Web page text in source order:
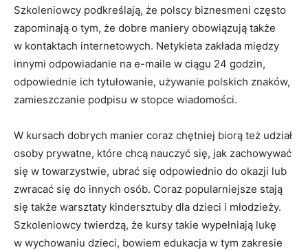
Szkoleniowcy podkreślają, że polscy biznesmeni często
zapominają o tym, że dobre maniery obowiązują także
w kontaktach internetowych. Netykieta zakłada między
innymi odpowiadanie na e-maile w ciągu 24 godzin,
odpowiednie ich tytułowanie, używanie polskich znaków,
zamieszczanie podpisu w stopce wiadomości.
W kursach dobrych manier coraz chętniej biorą też udział
osoby prywatne, które chcą nauczyć się, jak zachowywać
się w towarzystwie, ubrać się odpowiednio do okazji lub
zwracać się do innych osób. Coraz popularniejsze stają
się także warsztaty kindersztuby dla dzieci i młodzieży.
Szkoleniowcy twierdzą, że kursy takie wypełniają lukę
w wychowaniu dzieci, bowiem edukacja w tym zakresie